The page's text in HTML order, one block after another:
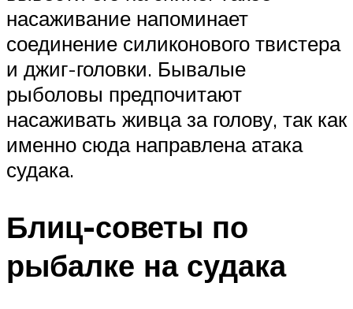
насаживание напоминает
соединение силиконового твистера
и джиг-головки. Бывалые
рыболовы предпочитают
насаживать живца за голову, так как
именно сюда направлена атака
судака.
Блиц-советы по
рыбалке на судака